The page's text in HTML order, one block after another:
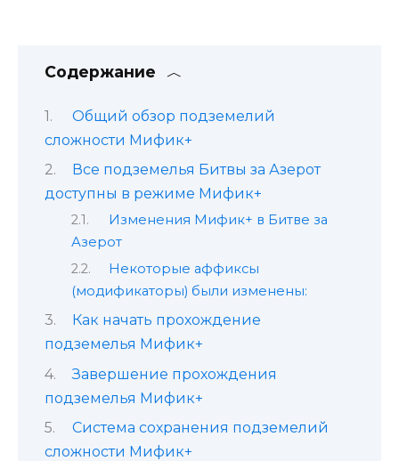
Содержание
Общий обзор подземелий
сложности Мифик+
Все подземелья Битвы за Азерот
доступны в режиме Мифик+
Изменения Мифик+ в Битве за
Азерот
Некоторые аффиксы
(модификаторы) были изменены:
Как начать прохождение
подземелья Мифик+
Завершение прохождения
подземелья Мифик+
Система сохранения подземелий
сложности Мифик+